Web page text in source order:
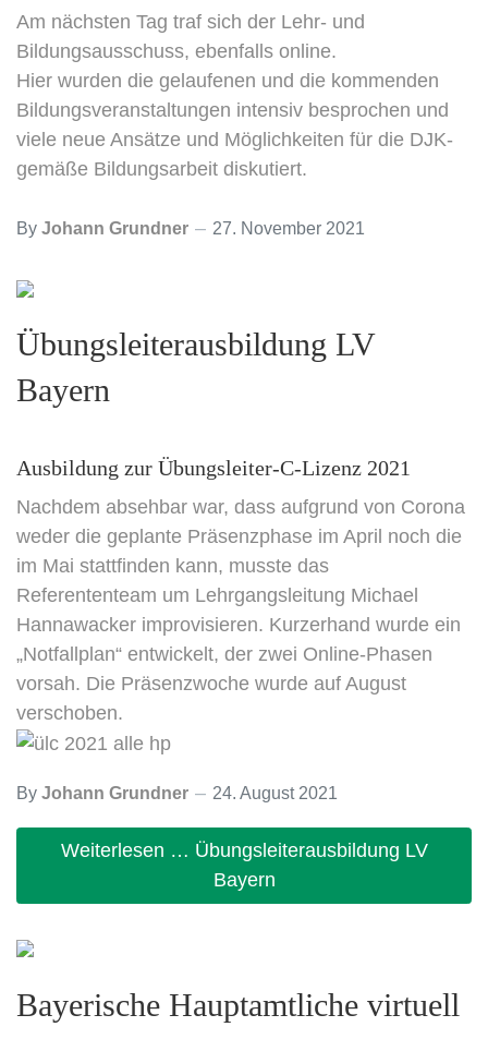
Am nächsten Tag traf sich der Lehr- und
Bildungsausschuss, ebenfalls online.
Hier wurden die gelaufenen und die kommenden
Bildungsveranstaltungen intensiv besprochen und
viele neue Ansätze und Möglichkeiten für die DJK-
gemäße Bildungsarbeit diskutiert.
By Johann Grundner 27. November 2021
Übungsleiterausbildung LV
Bayern
Ausbildung zur Übungsleiter-C-Lizenz 2021
Nachdem absehbar war, dass aufgrund von Corona
weder die geplante Präsenzphase im April noch die
im Mai stattfinden kann, musste das
Referententeam um Lehrgangsleitung Michael
Hannawacker improvisieren. Kurzerhand wurde ein
„Notfallplan“ entwickelt, der zwei Online-Phasen
vorsah. Die Präsenzwoche wurde auf August
verschoben.
By Johann Grundner 24. August 2021
Weiterlesen … Übungsleiterausbildung LV
Bayern
Bayerische Hauptamtliche virtuell